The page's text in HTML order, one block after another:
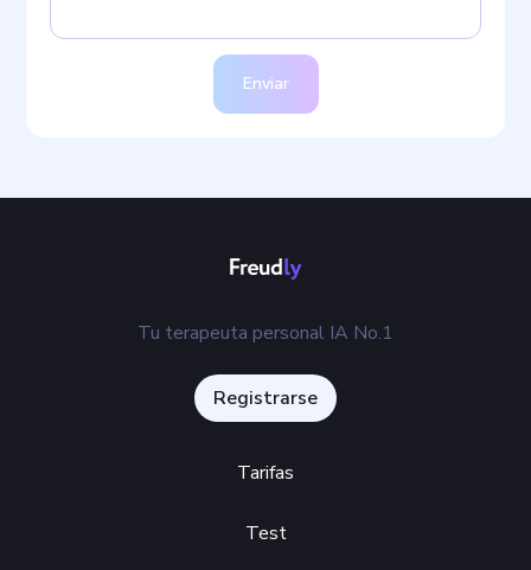
Enviar
Tu terapeuta personal IA No.1
Registrarse
Tarifas
Test